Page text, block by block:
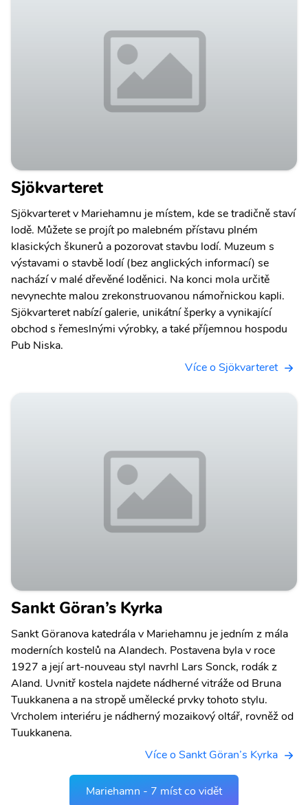
Sjökvarteret
Sjökvarteret v Mariehamnu je místem, kde se tradičně staví
lodě. Můžete se projít po malebném přístavu plném
klasických škunerů a pozorovat stavbu lodí. Muzeum s
výstavami o stavbě lodí (bez anglických informací) se
nachází v malé dřevěné loděnici. Na konci mola určitě
nevynechte malou zrekonstruovanou námořnickou kapli.
Sjökvarteret nabízí galerie, unikátní šperky a vynikající
obchod s řemeslnými výrobky, a také příjemnou hospodu
Pub Niska.
Více o Sjökvarteret
Sankt Göran’s Kyrka
Sankt Göranova katedrála v Mariehamnu je jedním z mála
moderních kostelů na Alandech. Postavena byla v roce
1927 a její art-nouveau styl navrhl Lars Sonck, rodák z
Aland. Uvnitř kostela najdete nádherné vitráže od Bruna
Tuukkanena a na stropě umělecké prvky tohoto stylu.
Vrcholem interiéru je nádherný mozaikový oltář, rovněž od
Tuukkanena.
Více o Sankt Göran’s Kyrka
Mariehamn - 7 míst co vidět